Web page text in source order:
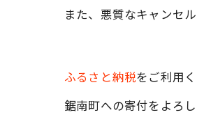
また、悪質なキャンセ
ふるさと納税をご利用く
鋸南町への寄付をよろし